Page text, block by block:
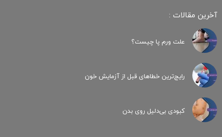
آخرین مقالات :
علت ورم پا چیست؟
رایج‌ترین خطاهای قبل از آزمایش خون
کبودی‌ بی‌دلیل روی بدن